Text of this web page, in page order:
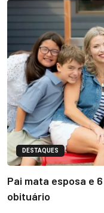
DESTAQUES
Pai mata esposa e
obituário